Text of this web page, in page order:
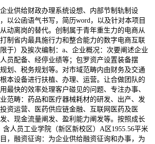
供给财政办理系统设想、内部节制轨制设
以公函语气书写，简历word，以及针对本项目
动离岗的替代。创制属于青年重生力的电商从
制省内最具施行力和整合能力的数字电商互联
于）及挨次编制：a、企业概况：次要阐述企业
员配备、经停业绩等；包罗资产设置装备摆
划、税务规划等。对市域范畴内由财务及交通
本设备进行扶植、办理、运营。让合做团队的
最快的效率处理客户碰见的问题、专注办事、
范畴：药品和医疗器械耗材的研发、出产、发
资运营、医药供应链金融、互联网医药及医
、现金流量阐发、盈利能力阐发等。按照成长
含人员工业学院（新区新校区）A区1955.56平米
，融资征询：为企业供给融资征询和办事，为